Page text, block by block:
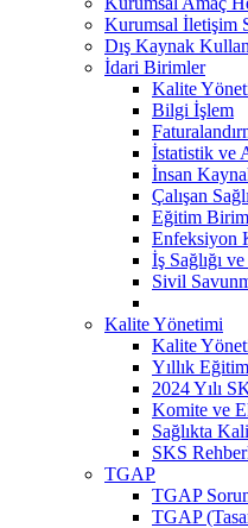
Kurumsal İletişim
Dış Kaynak
İdari Birimler
Kalite
Bilgi İşlem
İstatistik ve
İnsan
Çalışan
Eğitim
Enfeksiyon
İş Sağlığı
Sivil
Kalite Yönetimi
Kalite
Yıllık
2024 Yılı
Komite ve
Sağlıkta
SKS
TGAP
TGAP
TGAP